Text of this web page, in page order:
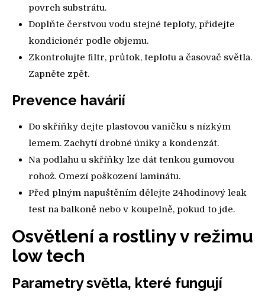
povrch substrátu.
Doplňte čerstvou vodu stejné teploty, přidejte
kondicionér podle objemu.
Zkontrolujte filtr, průtok, teplotu a časovač světla.
Zapněte zpět.
Prevence havárií
Do skříňky dejte plastovou vaničku s nízkým
lemem. Zachytí drobné úniky a kondenzát.
Na podlahu u skříňky lze dát tenkou gumovou
rohož. Omezí poškození laminátu.
Před plným napuštěním dělejte 24hodinový leak
test na balkoně nebo v koupelně, pokud to jde.
Osvětlení a rostliny v režimu
low tech
Parametry světla, které fungují